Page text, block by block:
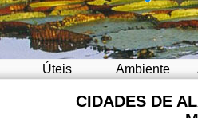
Úteis Ambiente
CIDADES DE